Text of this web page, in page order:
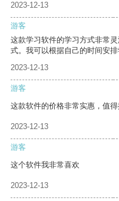
2023-12-13
游客
这款学习软件的学习方式非常
式。我可以根据自己的时间安排
2023-12-13
游客
这款软件的价格非常实惠，值得
2023-12-13
游客
这个软件我非常喜欢
2023-12-13